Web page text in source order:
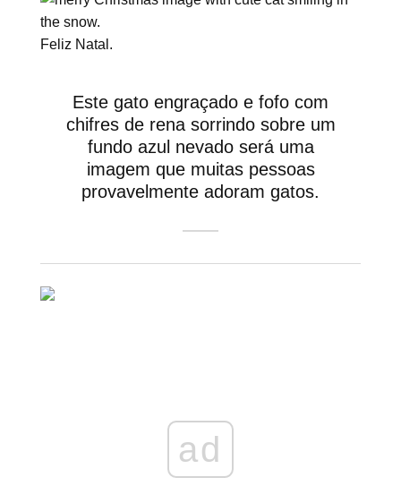
Feliz Natal.
Este gato engraçado e fofo com
chifres de rena sorrindo sobre um
fundo azul nevado será uma
imagem que muitas pessoas
provavelmente adoram gatos.
ad